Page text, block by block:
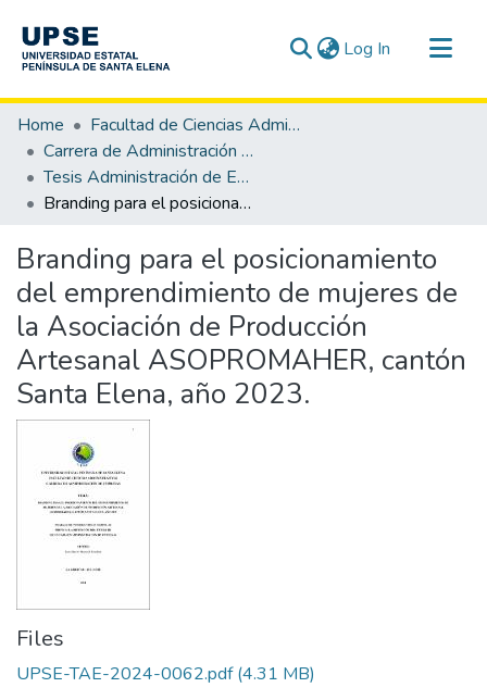
Log In (current)
Communities & Collections
All of DSpace
Statistics
Home
Facultad de Ciencias Administrativas
Carrera de Administración de Empresas
Tesis Administración de Empresas
Branding para el posicionamiento del emprendimiento de mujeres de la Asociación de Producción Artesanal ASOPROMAHER, cantón Santa Elena, año 2023.
Branding para el posicionamiento
del emprendimiento de mujeres de
la Asociación de Producción
Artesanal ASOPROMAHER, cantón
Santa Elena, año 2023.
Files
UPSE-TAE-2024-0062.pdf(4.31 MB)